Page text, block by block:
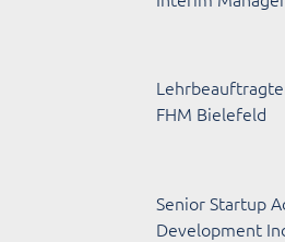
FHM Bielefeld
Senior Startup
Development